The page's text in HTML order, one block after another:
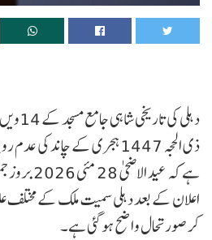
دہلی
ذی الحجہ 1447 ہجری کے چاند
ہے کہ عید
اعلان کے بعد دہلی سمیت ملک کے مختلف
کر صورتحال واضح ہو گئی ہے۔